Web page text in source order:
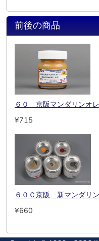
前後の商品
６０ 京阪マンダリンオ
¥715
６０Ｃ京阪 新マンダリ
¥660